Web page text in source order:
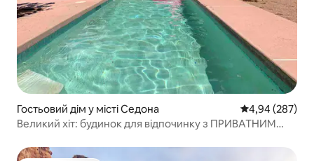
Гостьовий дім у місті Седона Середня
4,94 (287)
Великий хіт: будинок для відпочинку з ПРИВАТНИМ